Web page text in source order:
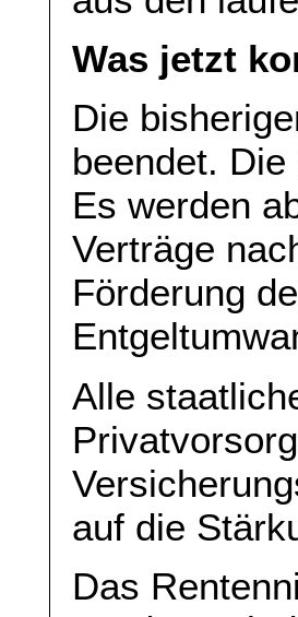
Was jetzt
Die
beendet.
Es werden
Verträge
Förderung
Alle
auf die
Das